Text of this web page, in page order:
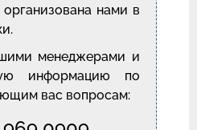
организована нами в
менеджерами и
информацию по
вас вопросам: